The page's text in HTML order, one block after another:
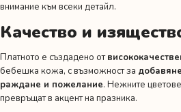
внимание към всеки детайл.
Качество и
Платното е създадено от
бебешка кожа, с възможност за
раждане и пожелание. Нежните
превръщат в акцент на празника.